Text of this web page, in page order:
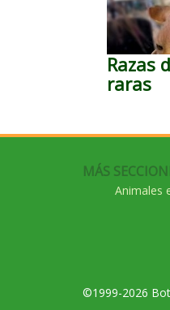
Razas
raras
MÁS
Animales
©1999-2026